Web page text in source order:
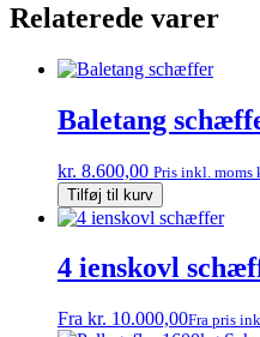
Relaterede varer
Baletang
kr. 8.600,00 Pris inkl. moms
Baletang
schæffer
Tilføj til kurv
4 ienskovl
Fra kr. 10.000,00Fra pris